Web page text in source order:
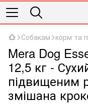
Собакам корм та
Mera Dog
12,5 кг -
підвищеним
змішана